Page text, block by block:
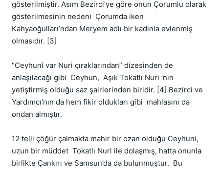
gösterilmiştir. Asım Bezirci'ye göre onun Çorumlu olarak
gösterilmesinin nedeni  Çorumda iken
Kahyaoğulları’ndan Meryem adlı bir kadınla evlenmiş
olmasıdır. [3]
“Ceyhunî var Nuri çıraklarından” dizesinden de
anlaşılacağı gibi  Ceyhun,  Aşık Tokatlı Nuri ’nin
yetiştirmiş olduğu saz şairlerinden biridir. [4] Bezirci ve
Yardımcı’nın da hem fikir oldukları gibi  mahlasını da
ondan almıştır.
12 telli çöğür çalmakta mahir bir ozan olduğu Ceyhuni,
uzun bir müddet  Tokatlı Nuri ile dolaşmış, hatta onunla
birlikte Çankırı ve Samsun’da da bulunmuştur.  Bu